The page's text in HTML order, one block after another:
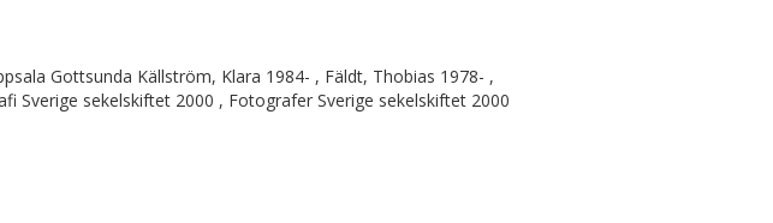
Gottsunda Källström, Klara 1984- , Fäldt, Thobias 1978- ,
Sverige sekelskiftet 2000 , Fotografer Sverige sekelskiftet 2000